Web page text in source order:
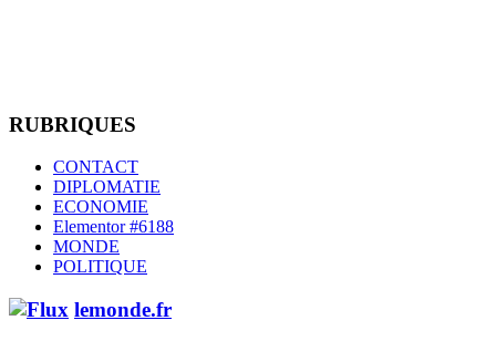
RUBRIQUES
CONTACT
DIPLOMATIE
ECONOMIE
Elementor #6188
MONDE
POLITIQUE
lemonde.fr